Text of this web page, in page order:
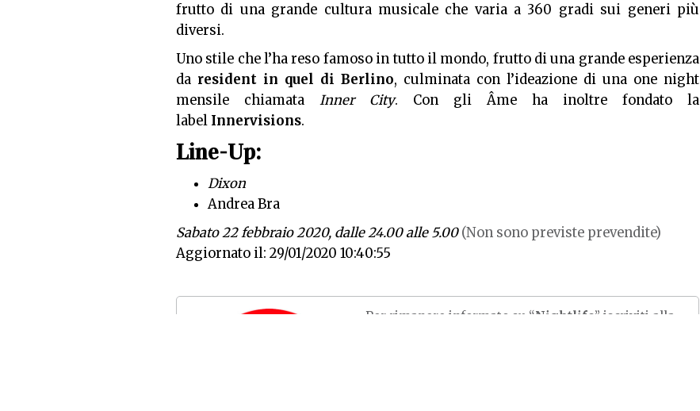
frutto di una grande cultura musicale che varia a 360 gradi sui generi più
diversi.
Uno stile che l’ha reso famoso in tutto il mondo, frutto di una grande esperienza
da resident in quel di Berlino, culminata con l’ideazione di una one night
mensile chiamata Inner City. Con gliÂme ha inoltre fondato la
label Innervisions.
Line-Up:
Dixon
Andrea Bra
Sabato 22 febbraio 2020, dalle 24.00 alle 5.00(Non sono previste prevendite)
Aggiornato il: 29/01/2020 10:40:55
Per rimanere informato su “Nightlife” iscriviti alla